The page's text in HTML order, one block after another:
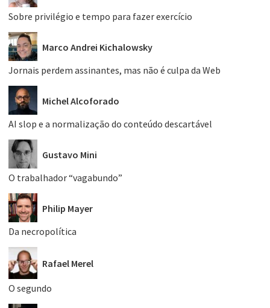
Sobre privilégio e tempo para fazer exercício
Marco Andrei Kichalowsky
Jornais perdem assinantes, mas não é culpa da Web
Michel Alcoforado
AI slop e a normalização do conteúdo descartável
Gustavo Mini
O trabalhador “vagabundo”
Philip Mayer
Da necropolítica
Rafael Merel
O segundo